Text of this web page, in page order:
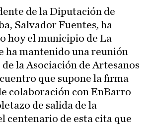
de la Diputación de
Salvador Fuentes, ha
hoy el municipio de La
ha mantenido una reunión
la Asociación de Artesanos
que supone la firma
colaboración con EnBarro
de salida de la
centenario de esta cita que